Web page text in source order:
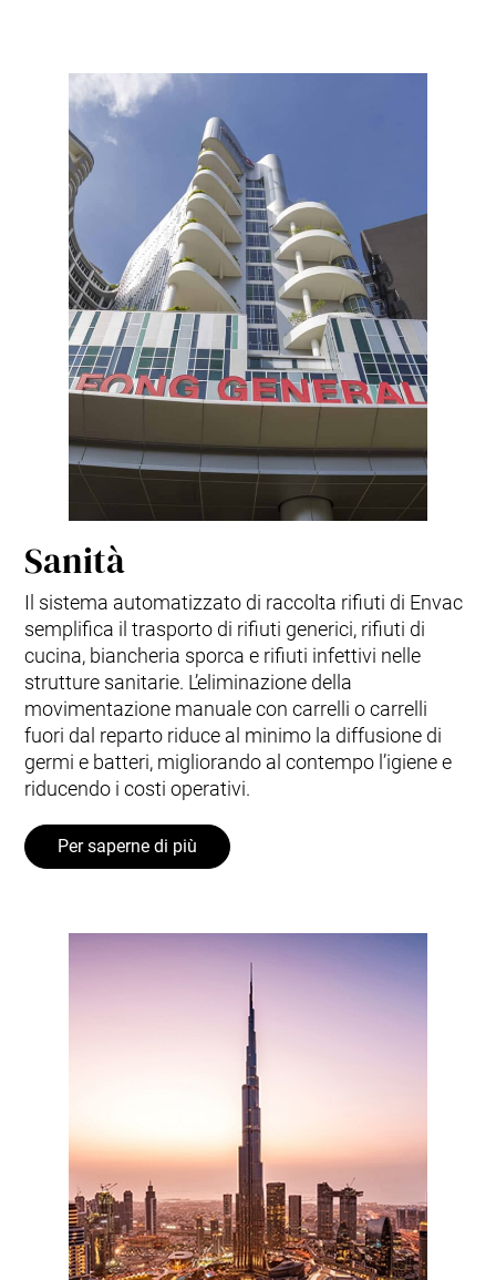
Sanità
Il sistema automatizzato di raccolta rifiuti di Envac
semplifica il trasporto di rifiuti generici, rifiuti di
cucina, biancheria sporca e rifiuti infettivi nelle
strutture sanitarie. L’eliminazione della
movimentazione manuale con carrelli o carrelli
fuori dal reparto riduce al minimo la diffusione di
germi e batteri, migliorando al contempo l’igiene e
riducendo i costi operativi.
Per saperne di più